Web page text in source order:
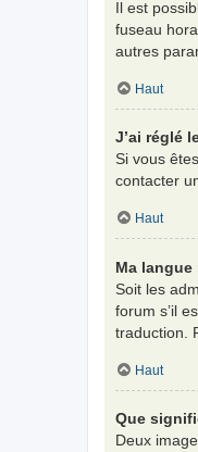
Il est
fuseau
autres
Haut
J’ai réglé
Si vous
contacter
Haut
Ma langue
Soit les
forum s’il
traduction.
Haut
Que
Deux